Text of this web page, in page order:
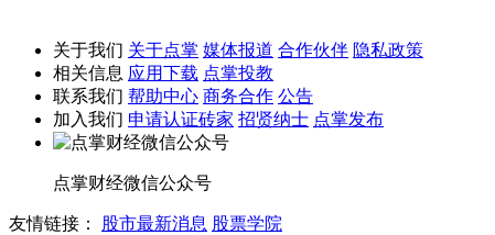
关于我们 关于点掌 媒体报道 合作伙伴 隐私政策
相关信息 应用下载 点掌投教
联系我们 帮助中心 商务合作 公告
加入我们 申请认证砖家 招贤纳士 点掌发布
点掌财经微信公众号
友情链接： 股市最新消息 股票学院